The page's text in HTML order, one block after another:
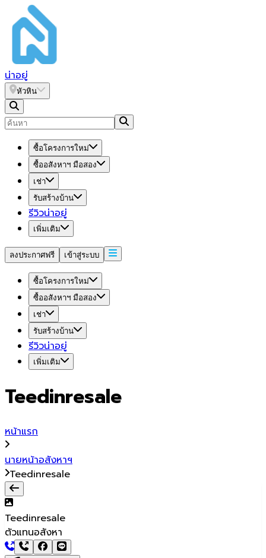
น่าอยู่
หัวหิน
ซื้อโครงการใหม่
ซื้ออสังหาฯ มือสอง
เช่า
รับสร้างบ้าน
รีวิวน่าอยู่
เพิ่มเติม
ลงประกาศฟรี เข้าสู่ระบบ
ซื้อโครงการใหม่
ซื้ออสังหาฯ มือสอง
เช่า
รับสร้างบ้าน
รีวิวน่าอยู่
เพิ่มเติม
Teedinresale
หน้าแรก
นายหน้าอสังหาฯ
Teedinresale
Teedinresale
ตัวแทนอสังหา